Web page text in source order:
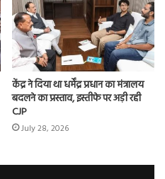
केंद्र ने दिया था धर्मेंद्र प्रधान का मंत्रालय
बदलने का प्रस्ताव, इस्तीफे पर अड़ी रही
CJP
July 28, 2026